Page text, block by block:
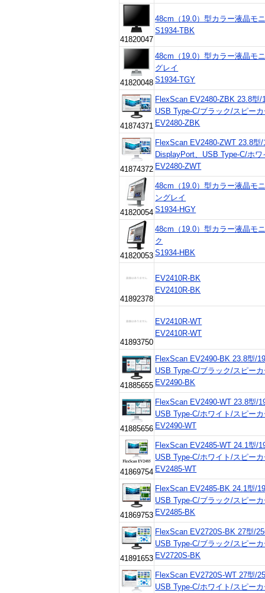
41820047
48cm（19.0）型カラー液晶モ
S1934-TBK
41820048
48cm（19.0）型カラー液晶モ
グレイ
S1934-TGY
41874371
FlexScan EV2480-ZBK 23.8型
USB Type-C/ブラック/スピー
EV2480-ZBK
41874372
FlexScan EV2480-ZWT 23.8型
DisplayPort、USB Type-C/ホ
EV2480-ZWT
41820054
48cm（19.0）型カラー液晶モ
ングレイ
S1934-HGY
41820053
48cm（19.0）型カラー液晶モ
ク
S1934-HBK
41892378
EV2410R-BK
EV2410R-BK
41893750
EV2410R-WT
EV2410R-WT
41885655
FlexScan EV2490-BK 23.8型/
USB Type-C/ブラック/スピー
EV2490-BK
41885656
FlexScan EV2490-WT 23.8型/
USB Type-C/ホワイト/スピー
EV2490-WT
41869754
FlexScan EV2485-WT 24.1型/
USB Type-C/ホワイト/スピー
EV2485-WT
41869753
FlexScan EV2485-BK 24.1型/
USB Type-C/ブラック/スピー
EV2485-BK
41891653
FlexScan EV2720S-BK 27型/
USB Type-C/ブラック/スピー
EV2720S-BK
FlexScan EV2720S-WT 27型/
USB Type-C/ホワイト/スピー